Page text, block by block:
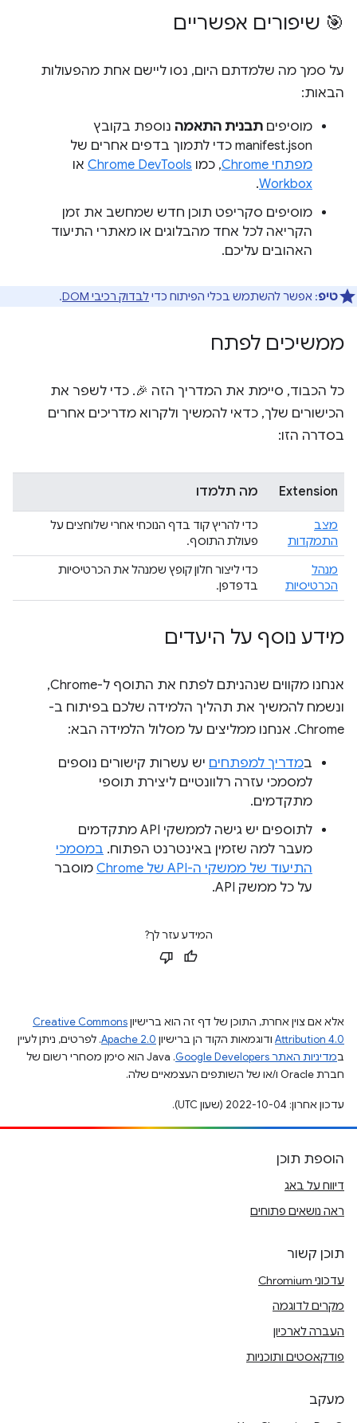
🎯 שיפורים אפשריים
על סמך מה שלמדתם היום, נסו ליישם אחת מהפעולות
הבאות:
מוסיפים תבנית התאמה נוספת בקובץ
manifest.json כדי לתמוך בדפים אחרים של
מפתחי Chrome
, כמו Chrome DevTools או
Workbox
.
מוסיפים סקריפט תוכן חדש שמחשב את זמן
הקריאה לכל אחד מהבלוגים או מאתרי התיעוד
האהובים עליכם.
טיפ: אפשר להשתמש בכלי הפיתוח כדילבדוק רכיבי DOM .
ממשיכים לפתח
כל הכבוד, סיימת את המדריך הזה 🎉. כדי לשפר את
הכישורים שלך, כדאי להמשיך ולקרוא מדריכים אחרים
בסדרה הזו:
Extension מה תלמדו
מצב
התמקדות
כדי להריץ קוד בדף הנוכחי אחרי שלוחצים על
פעולת התוסף.
מנהל
הכרטיסיות
כדי ליצור חלון קופץ שמנהל את הכרטיסיות
בדפדפן.
מידע נוסף על היעדים
אנחנו מקווים שנהניתם לפתח את התוסף ל-Chrome,
ונשמח להמשיך את תהליך הלמידה שלכם בפיתוח ב-
Chrome. אנחנו ממליצים על מסלול הלמידה הבא:
במדריך למפתחים יש עשרות קישורים נוספים
למסמכי עזרה רלוונטיים ליצירת תוספי
מתקדמים.
לתוספים יש גישה לממשקי API מתקדמים
מעבר למה שזמין באינטרנט הפתוח. במסמכי
התיעוד של ממשקי ה-API של Chrome
מוסבר
על כל ממשק API.
המידע עזר לך?
אלא אם צוין אחרת, התוכן של דף זה הוא ברישיוןCreative Commons
Attribution 4.0 ודוגמאות הקוד הן ברישיון Apache 2.0. לפרטים, ניתן לעיין
במדיניות האתר Google Developers‏
.‏ Java הוא סימן מסחרי רשום של
חברת Oracle ו/או של השותפים העצמאיים שלה.
עדכון אחרון: 2022-10-04 (שעון UTC).
הוספת תוכן
דיווח על באג
ראה נושאים פתוחים
תוכן קשור
עדכוני Chromium
מקרים לדוגמה
העברה לארכיון
פודקאסטים ותוכניות
מעקב